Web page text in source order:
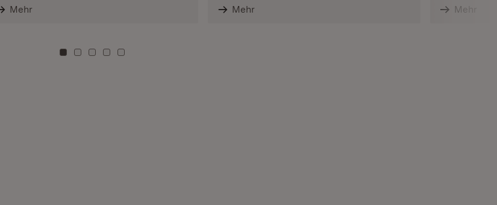
Mehr Mehr Mehr
Zu Kachel: 0
Zu Kachel: 3
Zu Kachel: 6
Zu Kachel: 9
Zu Kachel: 12